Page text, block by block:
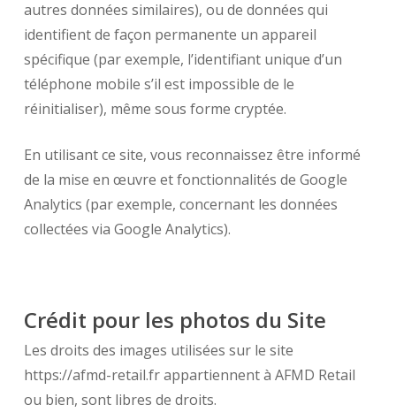
autres données similaires), ou de données qui
identifient de façon permanente un appareil
spécifique (par exemple, l’identifiant unique d’un
téléphone mobile s’il est impossible de le
réinitialiser), même sous forme cryptée.
En utilisant ce site, vous reconnaissez être informé
de la mise en œuvre et fonctionnalités de Google
Analytics (par exemple, concernant les données
collectées via Google Analytics).
Crédit pour les photos du Site
Les droits des images utilisées sur le site
https://afmd-retail.fr appartiennent à AFMD Retail
ou bien, sont libres de droits.